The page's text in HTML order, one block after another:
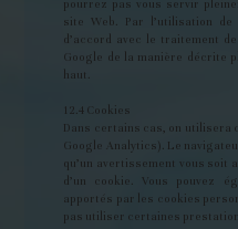
pourrez pas vous servir
site Web. Par l’utilisation
d’accord avec le traitement
Google de la manière décrite
haut.
12.4 Cookies
Dans certains cas, on utilisera
Google Analytics). Le
qu’un avertissement vous soit
d’un cookie. Vous pouvez
apportés par les cookies
pas utiliser certaines